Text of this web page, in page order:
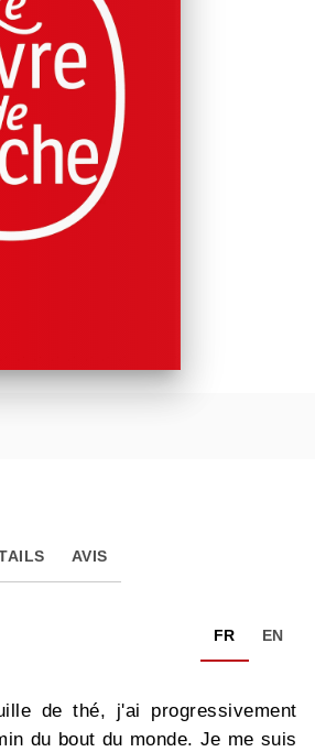
AVIS
FR EN
de thé, j'ai progressivement
du bout du monde. Je me suis